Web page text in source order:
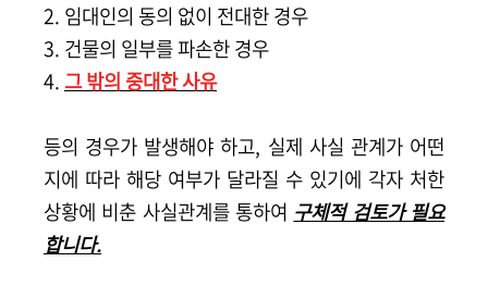
2. 임대인의 동의 없이 전대한 경우
3. 건물의 일부를 파손한 경우
4. 그 밖의 중대한 사유
등의 경우가 발생해야 하고, 실제 사실 관계가 어떤
지에 따라 해당 여부가 달라질 수 있기에 각자 처한
상황에 비춘 사실관계를 통하여 구체적 검토가 필요
합니다.